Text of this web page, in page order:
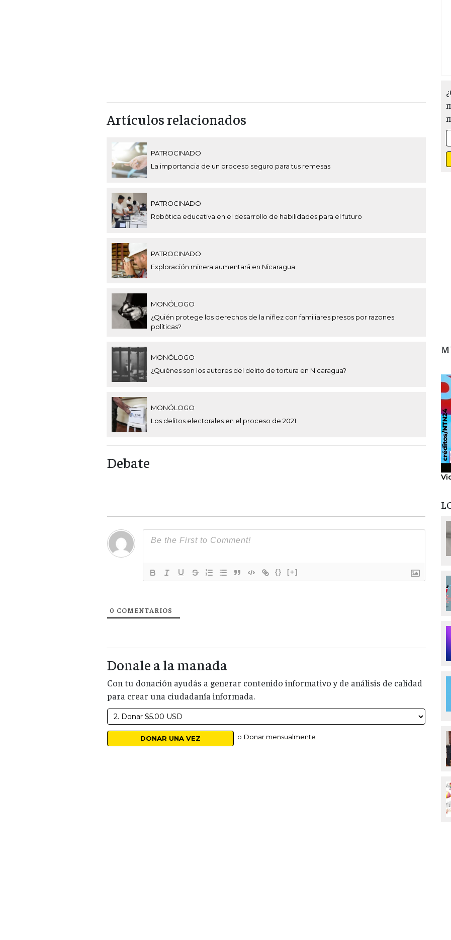
Artículos relacionados
PATROCINADO
La importancia de un proceso seguro para tus remesas
PATROCINADO
Robótica educativa en el desarrollo de habilidades para el futuro
PATROCINADO
Exploración minera aumentará en Nicaragua
MONÓLOGO
¿Quién protege los derechos de la niñez con familiares presos por razones
políticas?
MONÓLOGO
¿Quiénes son los autores del delito de tortura en Nicaragua?
MONÓLOGO
Los delitos electorales en el proceso de 2021
Debate
{} [+]
0 COMENTARIOS
Donale a la manada
Con tu donación ayudás a generar contenido informativo y de análisis de calidad
para crear una ciudadanía informada.
o Donar mensualmente